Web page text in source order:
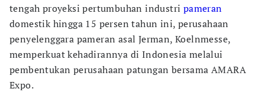
tengah proyeksi pertumbuhan industri pameran
domestik hingga 15 persen tahun ini, perusahaan
penyelenggara pameran asal Jerman, Koelnmesse,
memperkuat kehadirannya di Indonesia melalui
pembentukan perusahaan patungan bersama AMARA
Expo.